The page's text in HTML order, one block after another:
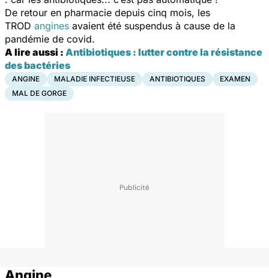
De retour en pharmacie depuis cinq mois, les
TROD angines avaient été suspendus à cause de la
pandémie de covid.
A lire aussi : Antibiotiques : lutter contre la résistance
des bactéries
ANGINE MALADIE INFECTIEUSE ANTIBIOTIQUES
EXAMEN
MAL DE GORGE